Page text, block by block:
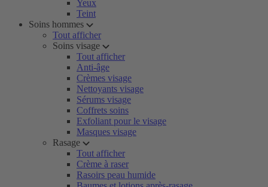
Yeux
Teint
Soins hommes
Tout afficher
Soins visage
Tout afficher
Anti-âge
Crèmes visage
Nettoyants visage
Sérums visage
Coffrets soins
Exfoliant pour le visage
Masques visage
Rasage
Tout afficher
Crème à raser
Rasoirs peau humide